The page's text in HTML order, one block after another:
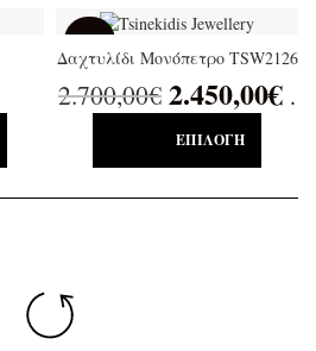
Δαχτυλίδι Μονόπετρο TSW2126
2.700,00€ 2.450,00€ .
ΕΠΙΛΟΓΉ